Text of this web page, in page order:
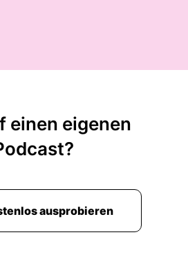
was beschäftigt ihr euch den
bin der Timbitten,
einen eigenen
ausprobieren